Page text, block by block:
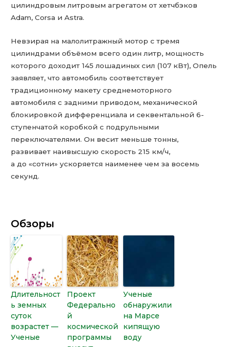
цилиндровым литровым агрегатом от хетчбэков
Adam, Corsa и Astra.
Невзирая на малолитражный мотор с тремя
цилиндрами объёмом всего один литр, мощность
которого доходит 145 лошадиных сил (107 кВт), Опель
заявляет, что автомобиль соответствует
традиционному макету среднемоторного
автомобиля с задними приводом, механической
блокировкой дифференциала и секвентальной 6-
ступенчатой коробкой с подрульными
переключателями. Он весит меньше тонны,
развивает наивысшую скорость 215 км/ч,
а до «сотни» ускоряется наименее чем за восемь
секунд.
Обзоры
Длительност
ь земных
суток
возрастет —
Ученые
Проект
Федерально
й
космической
программы
Ученые
обнаружили
на Марсе
кипящую
воду